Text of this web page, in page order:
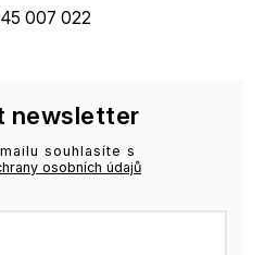
007 022
newsletter
souhlasíte s
osobních údajů